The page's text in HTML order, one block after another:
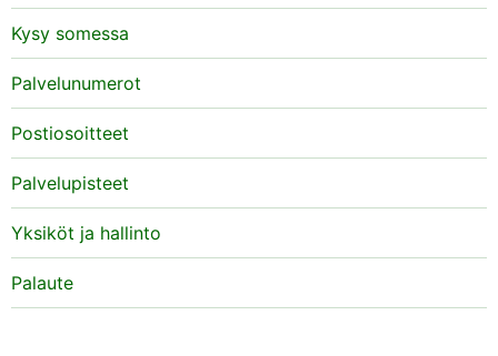
Kysy somessa
Palvelunumerot
Postiosoitteet
Palvelupisteet
Yksiköt ja hallinto
Palaute